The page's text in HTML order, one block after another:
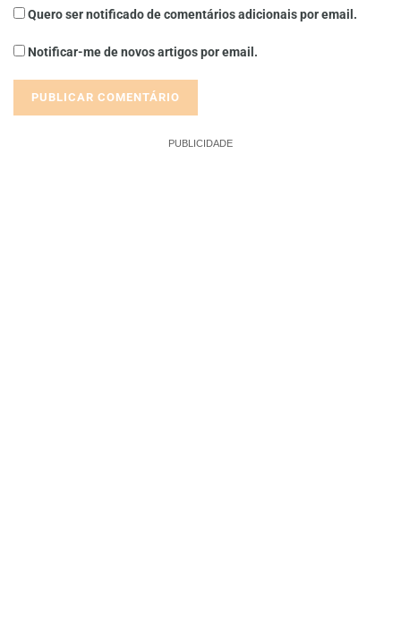
Quero ser notificado de comentários adicionais por email.
Notificar-me de novos artigos por email.
PUBLICIDADE